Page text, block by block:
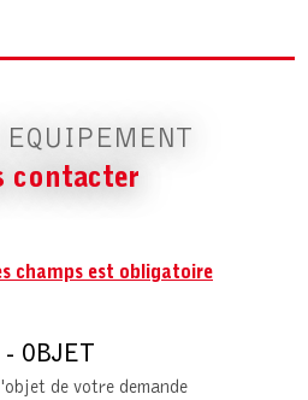
EQUIPEMENT
contacter
champs est obligatoire
- OBJET
de votre demande